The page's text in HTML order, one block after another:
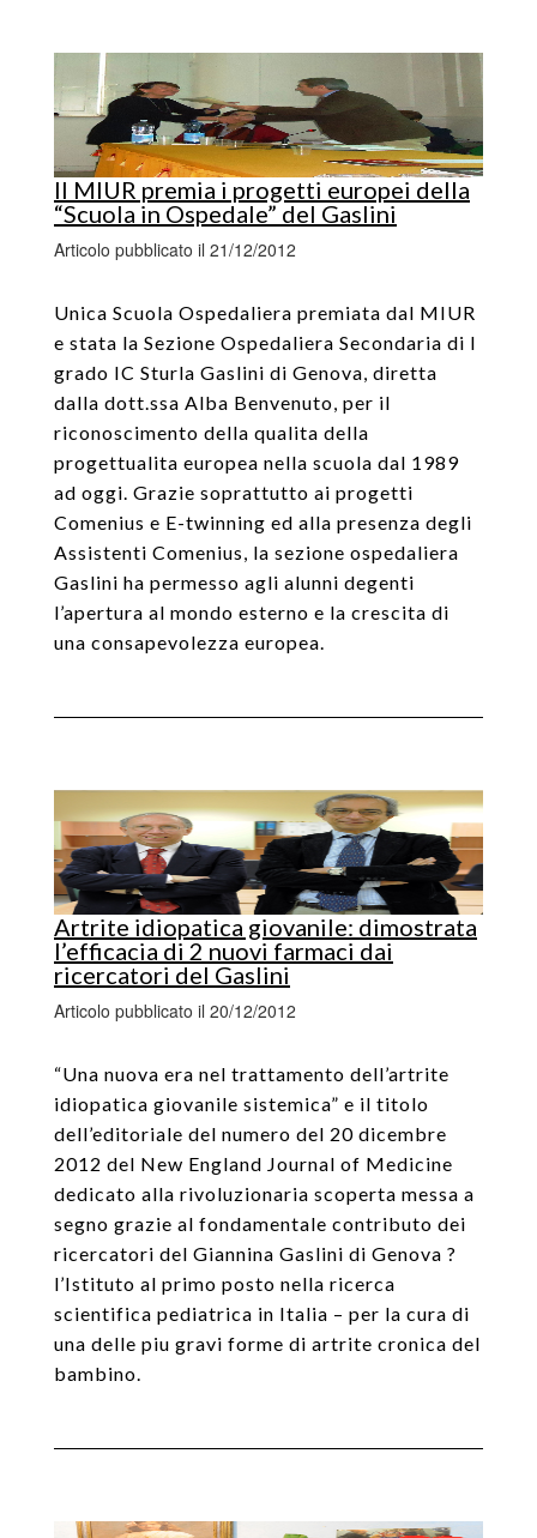
Il MIUR premia i progetti europei della
“Scuola in Ospedale” del Gaslini
Articolo pubblicato il 21/12/2012
Unica Scuola Ospedaliera premiata dal MIUR
e stata la Sezione Ospedaliera Secondaria di I
grado IC Sturla Gaslini di Genova, diretta
dalla dott.ssa Alba Benvenuto, per il
riconoscimento della qualita della
progettualita europea nella scuola dal 1989
ad oggi. Grazie soprattutto ai progetti
Comenius e E-twinning ed alla presenza degli
Assistenti Comenius, la sezione ospedaliera
Gaslini ha permesso agli alunni degenti
l’apertura al mondo esterno e la crescita di
una consapevolezza europea.
Artrite idiopatica giovanile: dimostrata
l’efficacia di 2 nuovi farmaci dai
ricercatori del Gaslini
Articolo pubblicato il 20/12/2012
“Una nuova era nel trattamento dell’artrite
idiopatica giovanile sistemica” e il titolo
dell’editoriale del numero del 20 dicembre
2012 del New England Journal of Medicine
dedicato alla rivoluzionaria scoperta messa a
segno grazie al fondamentale contributo dei
ricercatori del Giannina Gaslini di Genova ?
l’Istituto al primo posto nella ricerca
scientifica pediatrica in Italia – per la cura di
una delle piu gravi forme di artrite cronica del
bambino.